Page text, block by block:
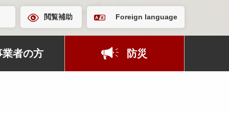
閲覧補助 Foreign language
業者の方 防災